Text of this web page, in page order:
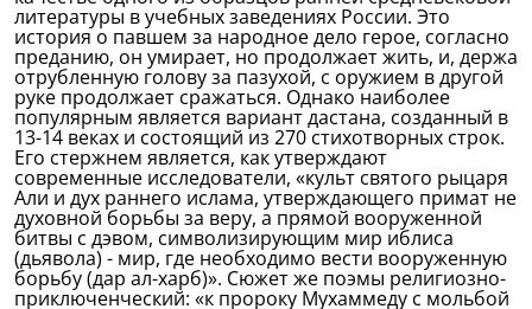
литературы в учебных заведениях России. Это
история о павшем за народное дело герое, согласно
преданию, он умирает, но продолжает жить, и, держа
отрубленную голову за пазухой, с оружием в другой
руке продолжает сражаться. Однако наиболее
популярным является вариант дастана, созданный в
13-14 веках и состоящий из 270 стихотворных строк.
Его стержнем является, как утверждают
современные исследователи, «культ святого рыцаря
Али и дух раннего ислама, утверждающего примат не
духовной борьбы за веру, а прямой вооруженной
битвы с дэвом, символизирующим мир иблиса
(дьявола) - мир, где необходимо вести вооруженную
борьбу (дар ал-харб)». Сюжет же поэмы религиозно-
приключенческий: «к пророку Мухаммеду с мольбой